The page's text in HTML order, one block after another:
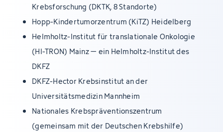
Krebsforschung (DKTK, 8 Standorte)
Hopp-Kindertumorzentrum (KiTZ) Heidelberg
Helmholtz-Institut für translationale Onkologie
(HI-TRON) Mainz – ein Helmholtz-Institut des
DKFZ
DKFZ-Hector Krebsinstitut an der
Universitätsmedizin Mannheim
Nationales Krebspräventionszentrum
(gemeinsam mit der Deutschen Krebshilfe)